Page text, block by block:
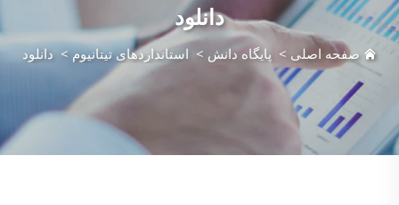
دانلود
صفحه اصلی > پایگاه دانش > استانداردهای تیتانیوم>دانلود